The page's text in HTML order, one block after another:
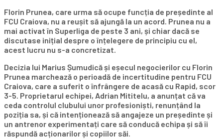
Florin Prunea, care urma să ocupe funcția de președinte al
FCU Craiova, nu a reușit să ajungă la un acord. Prunea nu a
mai activat în Superliga de peste 3 ani, și chiar dacă se
discutase inițial despre o înțelegere de principiu cu el,
acest lucru nu s-a concretizat.
Decizia lui Marius Șumudică și eșecul negocierilor cu Florin
Prunea marchează o perioadă de incertitudine pentru FCU
Craiova, care a suferit o înfrângere de acasă cu Rapid, scor
3-5. Proprietarul echipei, Adrian Mititelu, a anunțat că va
ceda controlul clubului unor profesioniști, renunțând la
poziția sa, și că intenționează să angajeze un președinte și
un antrenor experimentați care să conducă echipa și să îi
răspundă acționarilor și copiilor săi.